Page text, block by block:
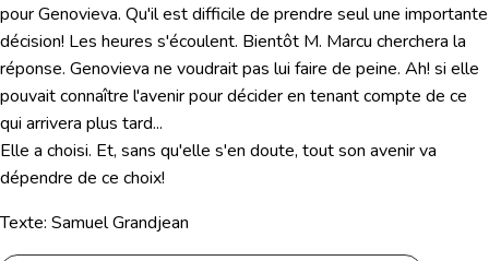
pour Genovieva. Qu'il est difficile de prendre seul une importante
décision! Les heures s'écoulent. Bientôt M. Marcu cherchera la
réponse. Genovieva ne voudrait pas lui faire de peine. Ah! si elle
pouvait connaître l'avenir pour décider en tenant compte de ce
qui arrivera plus tard...
Elle a choisi. Et, sans qu'elle s'en doute, tout son avenir va
dépendre de ce choix!
Texte: Samuel Grandjean